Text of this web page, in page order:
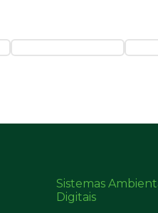
Sistemas
Digitais